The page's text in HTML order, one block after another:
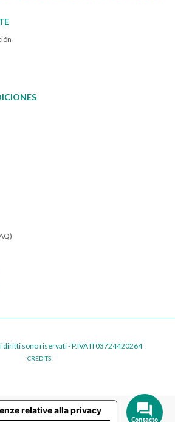
diritti sono riservati - P.IVA IT03724420264
CREDITS
relative alla privacy
Contacto